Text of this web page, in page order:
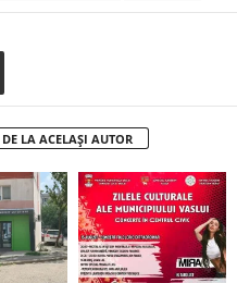
DE LA ACELAȘI AUTOR